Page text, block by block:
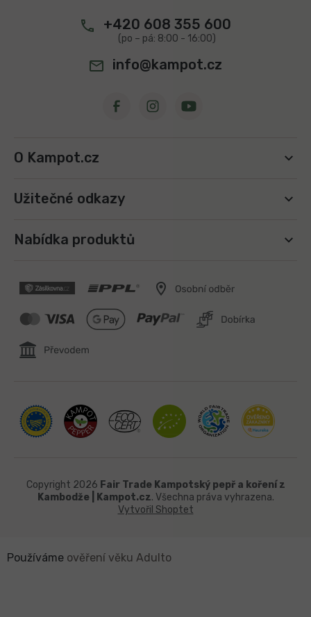
+420 608 355 600
info@kampot.cz
O Kampot.cz
Užitečné odkazy
Nabídka produktů
Vytvořil Shoptet
Copyright 2026 Fair Trade Kampotský pepř a koření z
Kambodže | Kampot.cz. Všechna práva vyhrazena.
Používáme ověření věku Adulto